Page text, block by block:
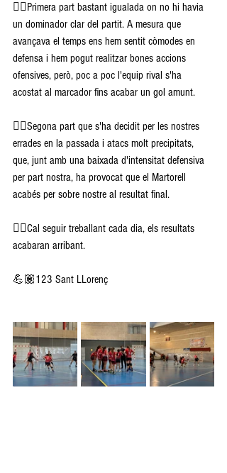
👉🏽Primera part bastant igualada on no hi havia
un dominador clar del partit. A mesura que
avançava el temps ens hem sentit còmodes en
defensa i hem pogut realitzar bones accions
ofensives, però, poc a poc l'equip rival s'ha
acostat al marcador fins acabar un gol amunt.
👉🏽Segona part que s'ha decidit per les nostres
errades en la passada i atacs molt precipitats,
que, junt amb una baixada d'intensitat defensiva
per part nostra, ha provocat que el Martorell
acabés per sobre nostre al resultat final.
👉🏽Cal seguir treballant cada dia, els resultats
acabaran arribant.
💪🏽123 Sant LLorenç